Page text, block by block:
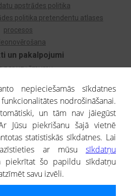
un pakalpojumi
par uzņēmumu
koks
atlase
ārvalstu uzņēmumiem
apstrādes politika
politika pretendentu atlases
procesos
nepieciešamās sīkdatnes
nodrošināšanai.
un tām nav jāiegūst
Jūsu piekrišanu šajā vietnē
statistiskās sīkdatnes. Lai
ar mūsu sīkdatņu
piekrītat šo papildu sīkdatņu
savu izvēli.